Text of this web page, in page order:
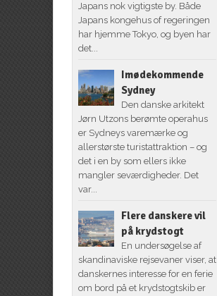
Japans nok vigtigste by. Både
Japans kongehus of regeringen
har hjemme Tokyo, og byen har
det...
Imødekommende
Sydney
Den danske arkitekt
Jørn Utzons berømte operahus
er Sydneys varemærke og
allerstørste turistattraktion – og
det i en by som ellers ikke
mangler seværdigheder. Det
var...
Flere danskere vil
på krydstogt
En undersøgelse af
skandinaviske rejsevaner viser, at
danskernes interesse for en ferie
om bord på et krydstogtskib er